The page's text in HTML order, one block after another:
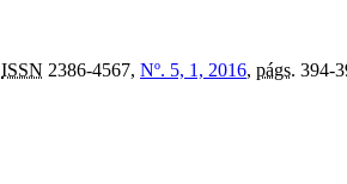
ISSN 2386-4567, Nº. 5, 1, 2016, págs. 394-